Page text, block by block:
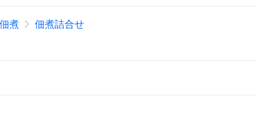
煮
佃煮詰合せ